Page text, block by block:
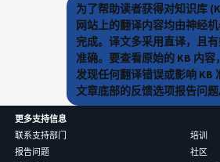
为了帮助读者获得对知识库
网站上的翻译内容均由神经
完成。译文多采用直译，且
准确。要查看原始的 KB 内
发现任何翻译错误或影响 KB
文章底部的反馈选项报告问题
更多支持信息
联系支持部门
报告问题
培训
社区